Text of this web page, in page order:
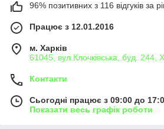
96% позитивних з 116 відгуків за
Працює з 12.01.2016
м. Харків
61045, вул.Клочківська, буд. 244,
Контакти
Сьогодні працює з 09:00 до
Показати весь графік роботи